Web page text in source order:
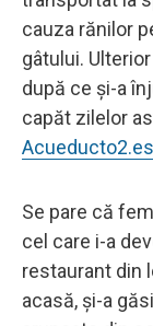
cauza rănilor
gâtului.
după ce și-a
capăt zilelor
Se pare că
cel care i-a
restaurant din
acasă, și-a